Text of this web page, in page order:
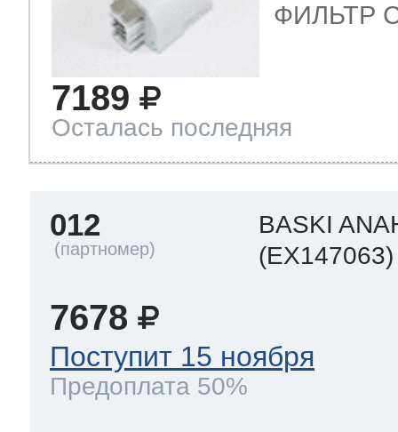
ФИЛЬТР
7189
Осталась последняя
012
BASKI
(EX147063)
7678
Поступит 15 ноября
Предоплата 50%